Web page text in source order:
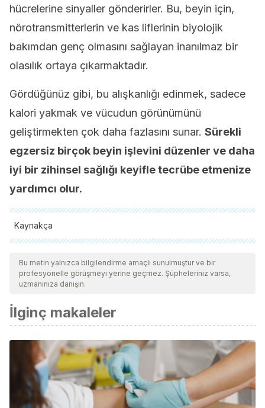
hücrelerine sinyaller gönderirler. Bu, beyin için,
nörotransmitterlerin ve kas liflerinin biyolojik
bakımdan genç olmasını sağlayan inanılmaz bir
olasılık ortaya çıkarmaktadır.
Gördüğünüz gibi, bu alışkanlığı edinmek, sadece
kalori yakmak ve vücudun görünümünü
geliştirmekten çok daha fazlasını sunar. Sürekli
egzersiz birçok beyin işlevini düzenler ve daha
iyi bir zihinsel sağlığı keyifle tecrübe etmenize
yardımcı olur.
Kaynakça
Tüm alıntı yapılan kaynaklar, kalitelerini, güvenilirliklerini,
güncelliklerini ve geçerliliklerini sağlamak için ekibimiz
tarafından derinlemesine incelendi. Bu makalenin bibliyografisi
kabul edildi.
Penedo, F. J., & Dahn, J. R. (2005). Exercise and well-
being: A review of mental and physical health benefits
associated with physical activity. Current Opinion in
Psychiatry. https://doi.org/10.1097/00001504-
200503000-00013
Bu metin yalnızca bilgilendirme amaçlı sunulmuştur ve bir
profesyonelle görüşmeyi yerine geçmez. Şüpheleriniz varsa,
uzmanınıza danışın.
İlginç makaleler